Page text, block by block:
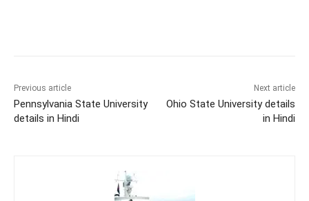
Previous article
Pennsylvania State University
details in Hindi
Next article
Ohio State University details
in Hindi